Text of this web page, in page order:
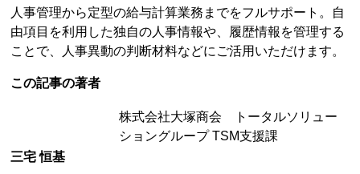
人事管理から定型の給与計算業務までをフルサポート。自
由項目を利用した独自の人事情報や、履歴情報を管理する
ことで、人事異動の判断材料などにご活用いただけます。
この記事の著者
株式会社大塚商会 トータルソリュー
ショングループ TSM支援課
三宅 恒基